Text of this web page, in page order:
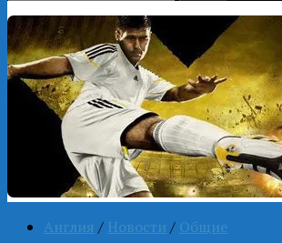
Англия / Новости / Общие